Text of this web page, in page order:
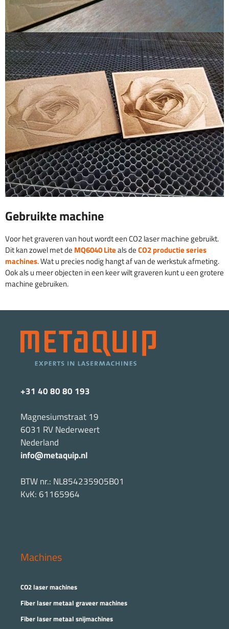
Gebruikte machine
Voor het graveren van hout wordt een CO2 laser machine gebruikt.
Dit kan zowel met de MQ6040 Liteals deCO2 productie series
machines. Wat u precies nodig hangt af van de werkstuk afmeting.
Ook als u meer objecten in een keer wilt graveren kunt u een grotere
machine gebruiken.
+31 40 80 80 193
Magnesiumstraat 19
6031 RV Nederweert
Nederland
info@metaquip.nl
BTW nr.: NL854235905B01
KvK: 61165964
Machines
CO2 laser machines
Fiber laser metaal graveer machines
Fiber laser metaal snijmachines